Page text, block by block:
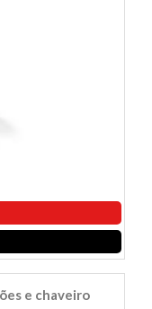
e chaveiro